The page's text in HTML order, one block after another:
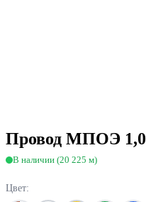
Провод МПОЭ 1,0
В наличии (20 225 м)
Цвет: